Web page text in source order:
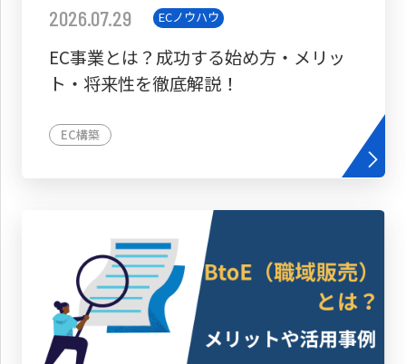
2026.07.29 ECノウハウ
EC事業とは？成功する始め方・メリッ
ト・将来性を徹底解説！
EC構築